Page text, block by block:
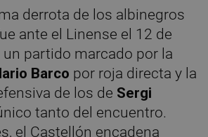
derrota de los albinegros
ante el Linense el 12 de
partido marcado por la
Barco por roja directa y la
de los de Sergi
tanto del encuentro.
el Castellón encadena